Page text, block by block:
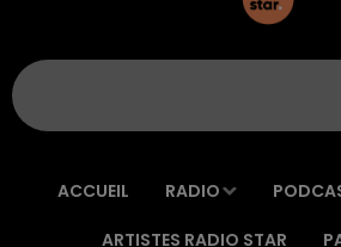
ACCUEIL RADIO
ARTISTES RADIO STAR